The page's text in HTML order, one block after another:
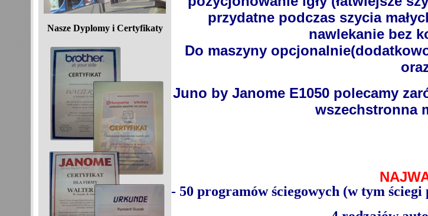
Nasze Dyplomy i Certyfikaty
przydatne podczas szycia
nawlekanie bez
Do maszyny
Juno by Janome E1050 polecamy
wszechstronna
- 50 programów ściegowych (w tym